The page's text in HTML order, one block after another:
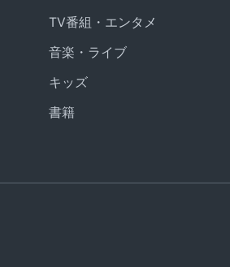
TV番組・エンタメ
音楽・ライブ
キッズ
書籍